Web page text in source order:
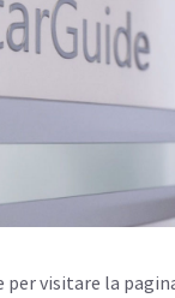
per visitare la